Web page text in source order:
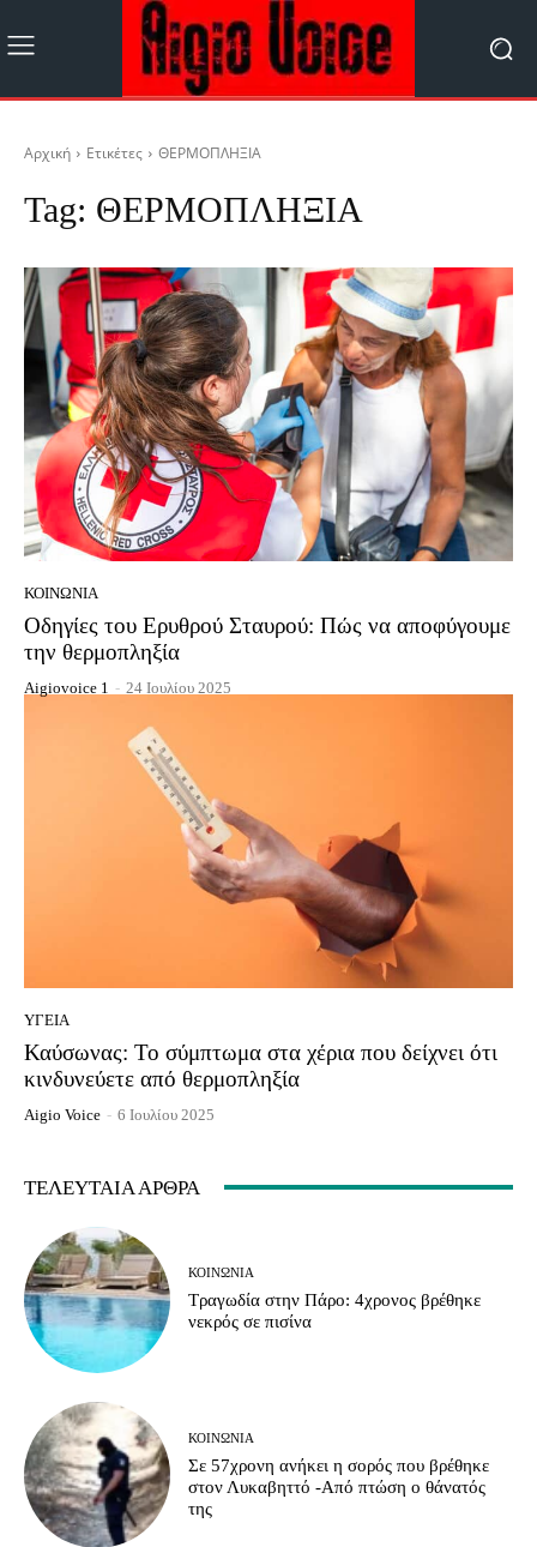
Αρχική Ετικέτες ΘΕΡΜΟΠΛΗΞΙΑ
Tag: ΘΕΡΜΟΠΛΗΞΙΑ
ΚΟΙΝΩΝΊΑ
Οδηγίες του Ερυθρού Σταυρού: Πώς να αποφύγουμε
την θερμοπληξία
Aigiovoice 1 - 24 Ιουλίου 2025
ΥΓΕΊΑ
Καύσωνας: Το σύμπτωμα στα χέρια που δείχνει ότι
κινδυνεύετε από θερμοπληξία
Aigio Voice - 6 Ιουλίου 2025
ΤΕΛΕΥΤΑΊΑ ΆΡΘΡΑ
ΚΟΙΝΩΝΊΑ
Τραγωδία στην Πάρο: 4χρονος βρέθηκε
νεκρός σε πισίνα
ΚΟΙΝΩΝΊΑ
Σε 57χρονη ανήκει η σορός που βρέθηκε
στον Λυκαβηττό -Από πτώση ο θάνατός
της